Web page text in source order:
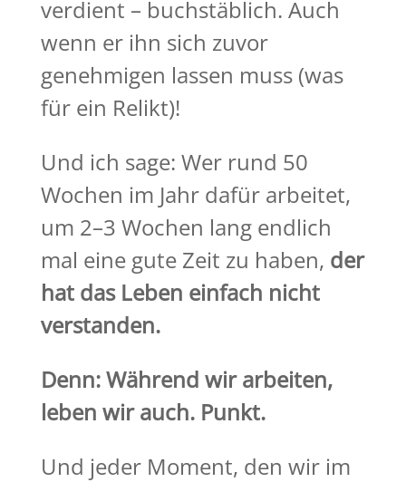
verdient – buchstäblich. Auch
wenn er ihn sich zuvor
genehmigen lassen muss (was
für ein Relikt)!
Und ich sage: Wer rund 50
Wochen im Jahr dafür arbeitet,
um 2–3 Wochen lang endlich
mal eine gute Zeit zu haben, der
hat das Leben einfach nicht
verstanden.
Denn: Während wir arbeiten,
leben wir auch. Punkt.
Und jeder Moment, den wir im